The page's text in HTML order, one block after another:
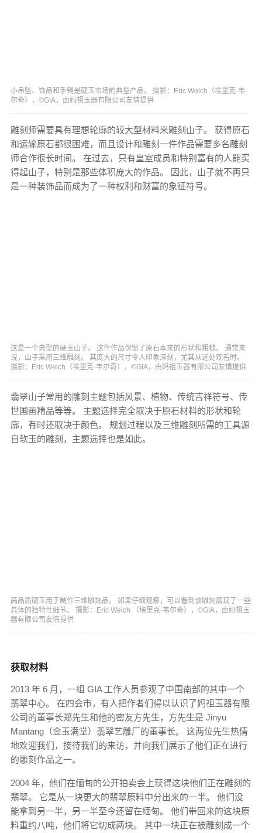
小吊坠、饰品和手镯是硬玉市场的典型产品。 摄影：Eric Welch（埃里克·韦
尔奇），©GIA，由妈祖玉器有限公司友情提供
雕刻师需要具有理想轮廓的较大型材料来雕刻山子。 获得原石
和运输原石都很困难，而且设计和雕刻一件作品需要多名雕刻
师合作很长时间。 在过去，只有皇室成员和特别富有的人能买
得起山子，特别是那些体积庞大的作品。 因此，山子就不再只
是一种装饰品而成为了一种权利和财富的象征符号。
这是一个典型的硬玉山子。 这件作品保留了原石本来的形状和粗糙。 通常来
说，山子采用三维雕刻。 其庞大的尺寸令人印象深刻，尤其从远处观看时。
摄影：Eric Welch（埃里克·韦尔奇），©GIA，由妈祖玉器有限公司友情提供
翡翠山子常用的雕刻主题包括风景、植物、传统吉祥符号、传
世国画精品等等。 主题选择完全取决于原石材料的形状和轮
廓，有时还取决于颜色。 规划过程以及三维雕刻所需的工具源
自软玉的雕刻，主题选择也是如此。
高品质硬玉用于制作三维雕刻品。 如果仔细观察，可以看到该雕刻展现了一些
具体的独特性细节。 摄影：Eric Welch （埃里克·韦尔奇），©GIA，由妈祖玉
器有限公司友情提供
获取材料
2013 年 6 月，一组 GIA 工作人员参观了中国南部的其中一个
翡翠中心。 在四会市，有人把作者们得以认识了妈祖玉器有限
公司的董事长郑先生和他的密友方先生，方先生是 Jinyu
Mantang（金玉满堂）翡翠艺雕厂的董事长。 这两位先生热情
地欢迎我们，接待我们的来访，并向我们展示了他们正在进行
的雕刻作品之一。
2004 年，他们在缅甸的公开拍卖会上获得这块他们正在雕刻的
翡翠。 它是从一块更大的翡翠原料中分出来的一半。 他们没
能拿到另一半，另一半至今还留在缅甸。 他们带回来的这块原
料重约八吨，他们将它切成两块。 其中一块正在被雕刻成一个